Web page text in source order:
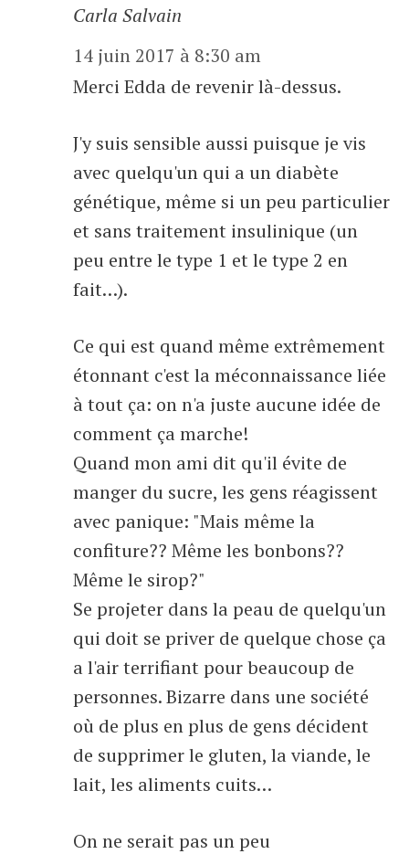
Carla Salvain
14 juin 2017 à 8:30 am
Merci Edda de revenir là-dessus.
J'y suis sensible aussi puisque je vis
avec quelqu'un qui a un diabète
génétique, même si un peu particulier
et sans traitement insulinique (un
peu entre le type 1 et le type 2 en
fait…).
Ce qui est quand même extrêmement
étonnant c'est la méconnaissance liée
à tout ça: on n'a juste aucune idée de
comment ça marche!
Quand mon ami dit qu'il évite de
manger du sucre, les gens réagissent
avec panique: "Mais même la
confiture?? Même les bonbons??
Même le sirop?"
Se projeter dans la peau de quelqu'un
qui doit se priver de quelque chose ça
a l'air terrifiant pour beaucoup de
personnes. Bizarre dans une société
où de plus en plus de gens décident
de supprimer le gluten, la viande, le
lait, les aliments cuits…
On ne serait pas un peu